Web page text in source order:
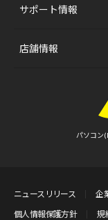
サポート情報
店舗情報
パソコン
ニュースリリース 企
個人情報保護方針
規